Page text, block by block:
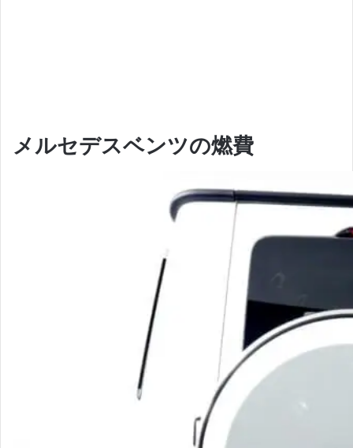
メルセデスベンツの燃費